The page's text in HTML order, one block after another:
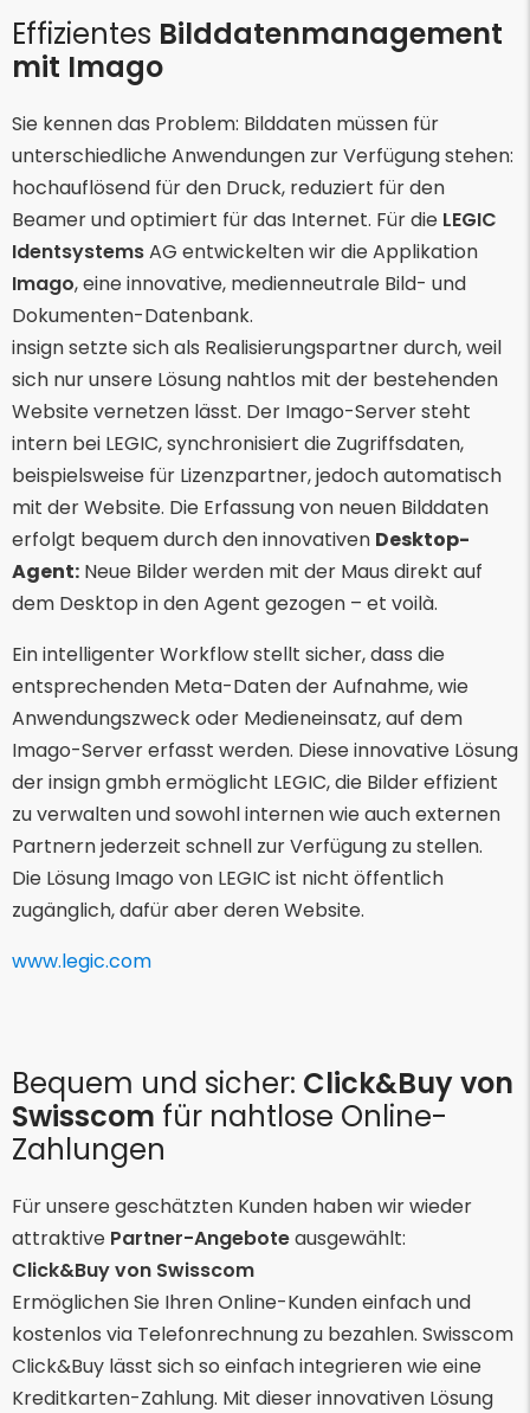
Effizientes Bilddatenmanagement
mit Imago
Sie kennen das Problem: Bilddaten müssen für
unterschiedliche Anwendungen zur Verfügung stehen:
hochauflösend für den Druck, reduziert für den
Beamer und optimiert für das Internet. Für die LEGIC
IdentsystemsAG entwickelten wir die Applikation
Imago, eine innovative, medienneutrale Bild- und
Dokumenten-Datenbank.
insign setzte sich als Realisierungspartner durch, weil
sich nur unsere Lösung nahtlos mit der bestehenden
Website vernetzen lässt. Der Imago-Server steht
intern bei LEGIC, synchronisiert die Zugriffsdaten,
beispielsweise für Lizenzpartner, jedoch automatisch
mit der Website. Die Erfassung von neuen Bilddaten
erfolgt bequem durch den innovativen Desktop-
Agent: Neue Bilder werden mit der Maus direkt auf
dem Desktop in den Agent gezogen – et voilà.
Ein intelligenter Workflow stellt sicher, dass die
entsprechenden Meta-Daten der Aufnahme, wie
Anwendungszweck oder Medieneinsatz, auf dem
Imago-Server erfasst werden. Diese innovative Lösung
der insign gmbh ermöglicht LEGIC, die Bilder effizient
zu verwalten und sowohl internen wie auch externen
Partnern jederzeit schnell zur Verfügung zu stellen.
Die Lösung Imago von LEGIC ist nicht öffentlich
zugänglich, dafür aber deren Website.
www.legic.com
Bequem und sicher: Click&Buy von
Swisscom für nahtlose Online-
Zahlungen
Für unsere geschätzten Kunden haben wir wieder
attraktive Partner-Angeboteausgewählt:
Click&Buy von Swisscom
Ermöglichen Sie Ihren Online-Kunden einfach und
kostenlos via Telefonrechnung zu bezahlen. Swisscom
Click&Buy lässt sich so einfach integrieren wie eine
Kreditkarten-Zahlung. Mit dieser innovativen Lösung